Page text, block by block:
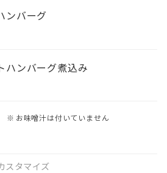
ンバーグ
ハンバーグ煮込み
お味噌汁は付いていません
スタマイズ